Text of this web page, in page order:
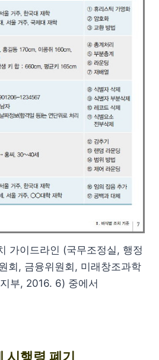
가이드라인 (국무조정실, 행정
회, 금융위원회, 미래창조과학
부, 2016. 6) 중에서
시행령 폐기